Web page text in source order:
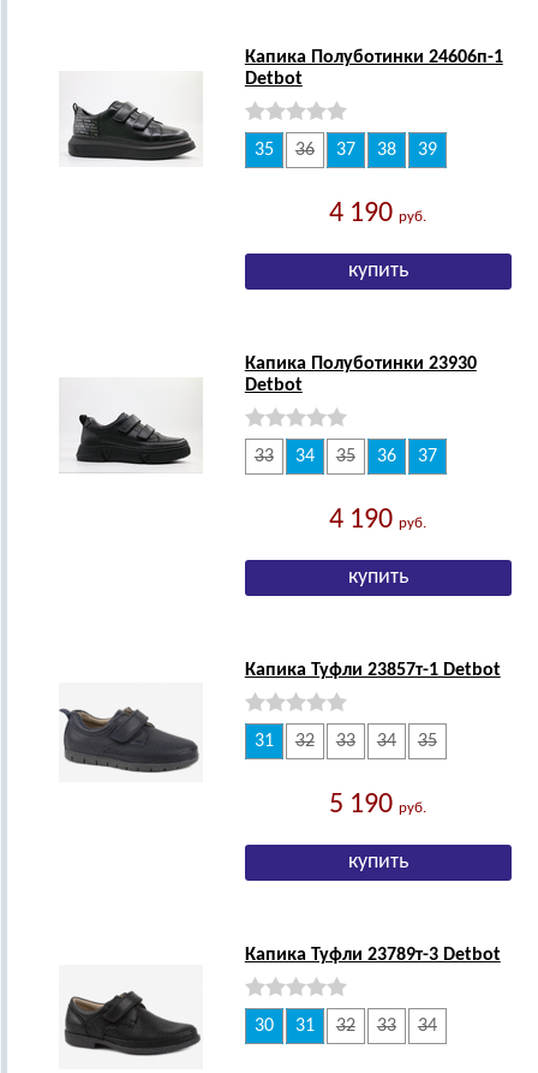
Капика Полуботинки 24606п-1
Detbot
35 36 37 38 39
4 190руб.
Капика Полуботинки 23930
Detbot
33 34 35 36 37
4 190руб.
Капика Туфли 23857т-1 Detbot
31 32 33 34 35
5 190руб.
Капика Туфли 23789т-3 Detbot
30 31 32 33 34